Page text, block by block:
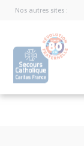
Nos autres sites :